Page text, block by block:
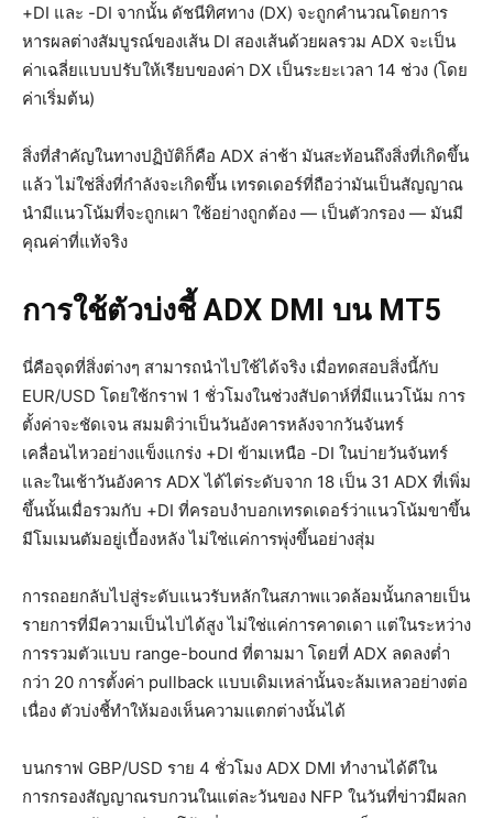
+DI และ -DI จากนั้น ดัชนีทิศทาง (DX) จะถูกคำนวณโดยการ
หารผลต่างสัมบูรณ์ของเส้น DI สองเส้นด้วยผลรวม ADX จะเป็น
ค่าเฉลี่ยแบบปรับให้เรียบของค่า DX เป็นระยะเวลา 14 ช่วง (โดย
ค่าเริ่มต้น)
สิ่งที่สำคัญในทางปฏิบัติก็คือ ADX ล่าช้า มันสะท้อนถึงสิ่งที่เกิดขึ้น
แล้ว ไม่ใช่สิ่งที่กำลังจะเกิดขึ้น เทรดเดอร์ที่ถือว่ามันเป็นสัญญาณ
นำมีแนวโน้มที่จะถูกเผา ใช้อย่างถูกต้อง — เป็นตัวกรอง — มันมี
คุณค่าที่แท้จริง
การใช้ตัวบ่งชี้ ADX DMI บน MT5
นี่คือจุดที่สิ่งต่างๆ สามารถนำไปใช้ได้จริง เมื่อทดสอบสิ่งนี้กับ
EUR/USD โดยใช้กราฟ 1 ชั่วโมงในช่วงสัปดาห์ที่มีแนวโน้ม การ
ตั้งค่าจะชัดเจน สมมติว่าเป็นวันอังคารหลังจากวันจันทร์
เคลื่อนไหวอย่างแข็งแกร่ง +DI ข้ามเหนือ -DI ในบ่ายวันจันทร์
และในเช้าวันอังคาร ADX ได้ไต่ระดับจาก 18 เป็น 31 ADX ที่เพิ่ม
ขึ้นนั้นเมื่อรวมกับ +DI ที่ครอบงำบอกเทรดเดอร์ว่าแนวโน้มขาขึ้น
มีโมเมนตัมอยู่เบื้องหลัง ไม่ใช่แค่การพุ่งขึ้นอย่างสุ่ม
การถอยกลับไปสู่ระดับแนวรับหลักในสภาพแวดล้อมนั้นกลายเป็น
รายการที่มีความเป็นไปได้สูง ไม่ใช่แค่การคาดเดา แต่ในระหว่าง
การรวมตัวแบบ range-bound ที่ตามมา โดยที่ ADX ลดลงต่ำ
กว่า 20 การตั้งค่า pullback แบบเดิมเหล่านั้นจะล้มเหลวอย่างต่อ
เนื่อง ตัวบ่งชี้ทำให้มองเห็นความแตกต่างนั้นได้
บนกราฟ GBP/USD ราย 4 ชั่วโมง ADX DMI ทำงานได้ดีใน
การกรองสัญญาณรบกวนในแต่ละวันของ NFP ในวันที่ข่าวมีผลก